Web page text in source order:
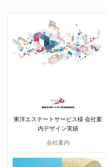
東洋エステートサービス様 会社案
内デザイン実績
会社案内